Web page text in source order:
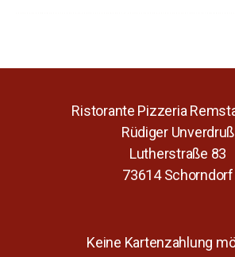
Ristorante Pizzeria
Rüdiger Unverdruß
Lutherstraße 83
73614 Schorndorf
Keine Kartenzahlung